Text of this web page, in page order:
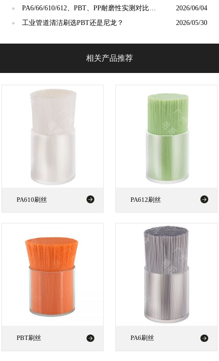
洁工具市场？
●
PA6/66/610/612、PBT、PP耐磨性实测对比：
谁才是"耐磨之王"？
2026/06/04
● 工业管道清洁刷选PBT还是尼龙？ 2026/05/30
相关产品推荐
PA610刷丝 PA612刷丝
PBT刷丝 PA6刷丝